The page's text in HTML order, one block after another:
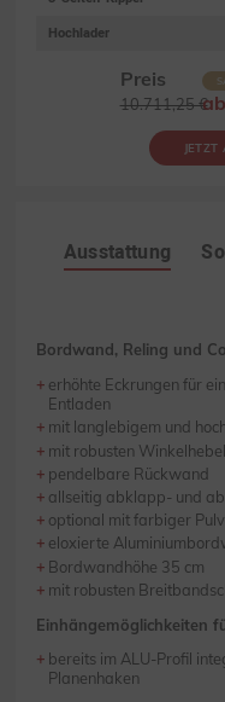
Hochlader
Preis
10.711,25 €ab
JETZT
Ausstattung
Bordwand, Reling und
erhöhte Eckrungen für
Entladen
mit langlebigem und
mit robusten
pendelbare Rückwand
allseitig abklapp- und
optional mit farbiger
eloxierte
Bordwandhöhe 35 cm
mit robusten
Einhängemöglichkeiten
bereits im ALU-Profil
Planenhaken